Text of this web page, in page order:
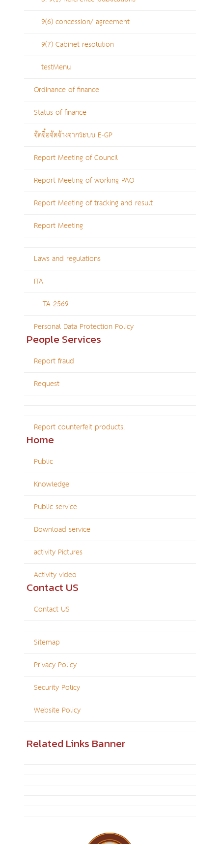
9(6) concession/ agreement
9(7) Cabinet resolution
testMenu
Ordinance of finance
Status of finance
จัดซื้อจัดจ้างจากระบบ E-GP
Report Meeting of Council
Report Meeting of working PAO
Report Meeting of tracking and result
Report Meeting
Laws and regulations
ITA
ITA 2569
Personal Data Protection Policy
People Services
Report fraud
Request
Report counterfeit products.
Home
Public
Knowledge
Public service
Download service
activity Pictures
Activity video
Contact US
Contact US
Sitemap
Privacy Policy
Security Policy
Website Policy
Related Links Banner